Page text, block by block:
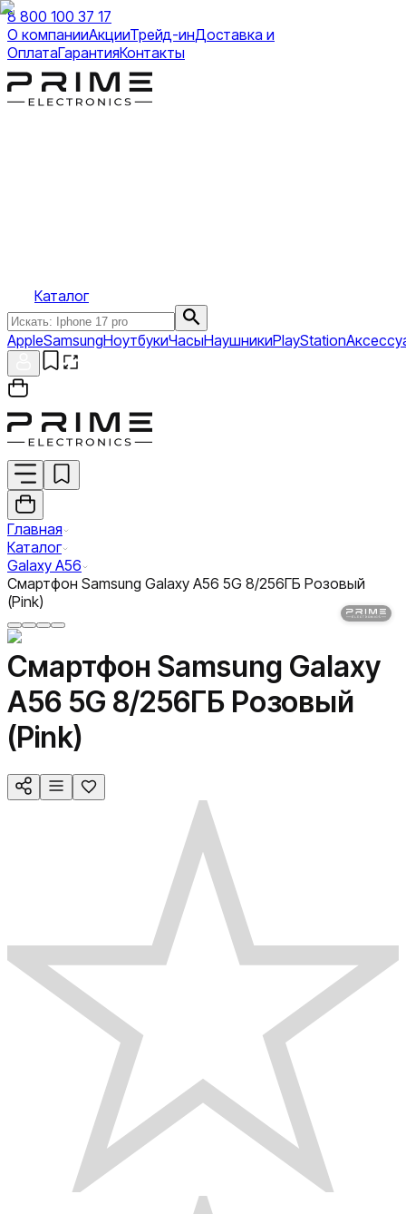
8 800 100 37 17
О компанииАкцииТрейд-инДоставка и
ОплатаГарантияКонтакты
Каталог
AppleSamsungНоутбукиЧасыНаушникиPlayStation
Главная
Каталог
Galaxy A56
Смартфон Samsung Galaxy A56 5G 8/256ГБ Розовый
(Pink)
Смартфон Samsung Galaxy
A56 5G 8/256ГБ Розовый
(Pink)